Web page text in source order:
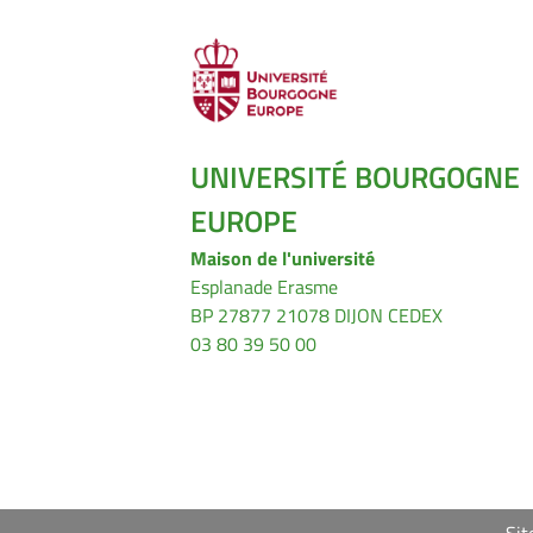
UNIVERSITÉ BOURGOGNE
EUROPE
Maison de l'université
Esplanade Erasme
BP 27877 21078 DIJON CEDEX
03 80 39 50 00